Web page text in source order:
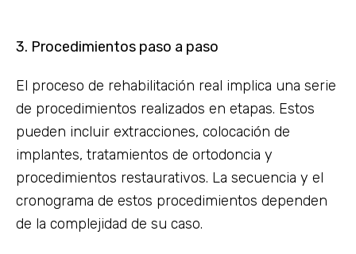
3. Procedimientos paso a paso
El proceso de rehabilitación real implica una serie
de procedimientos realizados en etapas. Estos
pueden incluir extracciones, colocación de
implantes, tratamientos de ortodoncia y
procedimientos restaurativos. La secuencia y el
cronograma de estos procedimientos dependen
de la complejidad de su caso.